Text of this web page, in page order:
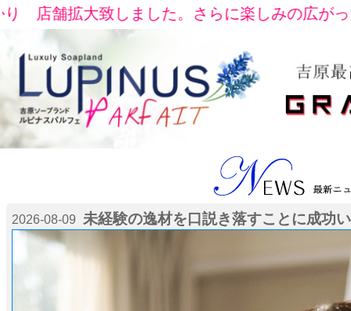
拡大致しました。さらに楽しみの広がった「
2026-08-09 未経験の逸材を口説き落すことに